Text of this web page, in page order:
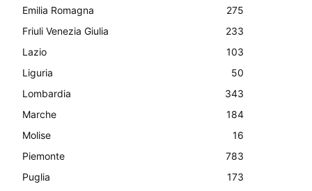
Emilia Romagna
275
Friuli Venezia Giulia
233
Lazio
103
Liguria
50
Lombardia
343
Marche
184
Molise
16
Piemonte
783
Puglia
173